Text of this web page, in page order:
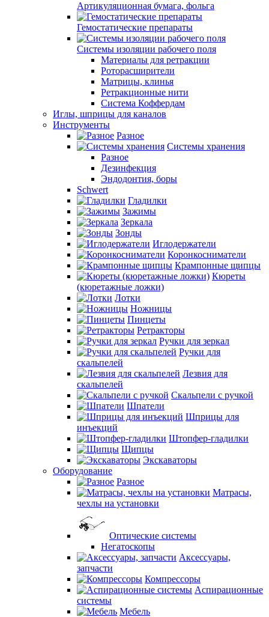
Артикуляционная бумага, фольга
Гемостатические препараты
Системы изоляции рабочего поля
Материалы для ретракции
Роторасширители
Матрицы, клинья
Ретракционные нити
Система Коффердам
Иглы, шприцы для каналов
Инструменты
Разное
Системы хранения
Разное
Дезинфекция
Эндодонтия, боры
Schwert
Гладилки
Зажимы
Зеркала
Зонды
Иглодержатели
Коронкосниматели
Крампонные щипцы
Кюреты
(кюретажные ложки)
Лотки
Ножницы
Пинцеты
Ретракторы
Ручки для зеркал
Ручки для
скальпелей
Лезвия для
скальпелей
Скальпели с ручкой
Шпатели
Шприцы для
инъекций
Штопфер-гладилки
Щипцы
Экскаваторы
Оборудование
Разное
Матрасы,
чехлы на установки
Оптические системы
Негатоскопы
Аксессуары,
запчасти
Компрессоры
Аспирационные
системы
Мебель